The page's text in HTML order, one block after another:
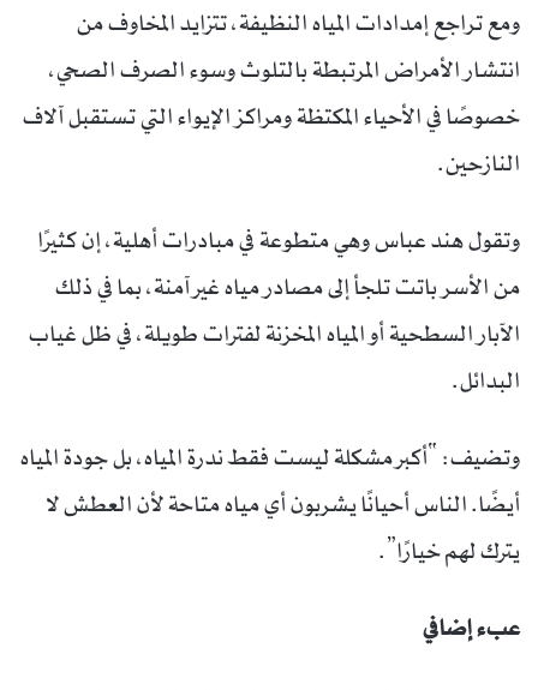
ومع تراجع إمدادات المياه النظيفة، تتزايد المخاوف من
انتشار الأمراض المرتبطة بالتلوث وسوء الصرف الصحي،
خصوصًا في الأحياء المكتظة ومراكز الإيواء التي تستقبل آلاف
النازحين.
وتقول هند عباس وهي متطوعة في مبادرات أهلية، إن كثيرًا
من الأسر باتت تلجأ إلى مصادر مياه غير آمنة، بما في ذلك
الآبار السطحية أو المياه المخزنة لفترات طويلة، في ظل غياب
البدائل.
وتضيف: “أكبر مشكلة ليست فقط ندرة المياه، بل جودة المياه
أيضًا. الناس أحيانًا يشربون أي مياه متاحة لأن العطش لا
يترك لهم خيارًا”.
عبء إضافي